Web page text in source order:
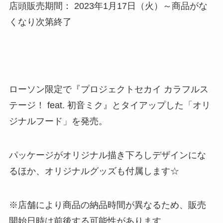
店頭販売期間： 2023年1月17日（火）～商品がな
くなり次第終了
ローソン限定で『プロジェクトセカイ カラフルス
テージ！ feat. 初音ミク』とタイアップした「オリ
ジナルフード」を発売。
パッケージがオリジナル描き下ろしデザインにな
るほか、オリジナルグッズも付属します☆
※店舗により商品の納品時間が異なるため、販売